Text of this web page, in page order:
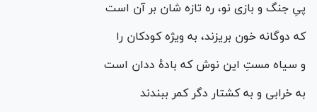
پیِ جنگ و بازی نو، ره تازه شان بر آن است
که دوگانه خون بریزند، به ویژه کودکان را
و سیاه مستِ این نوش که بادهٔ ددان است
به خرابی و به کشتار دگر کمر ببندند